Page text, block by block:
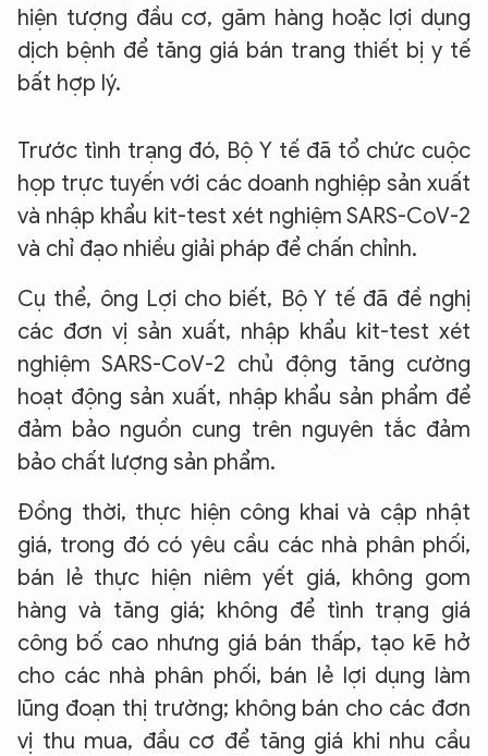
hiện tượng đầu cơ, găm hàng hoặc lợi dụng
dịch bệnh để tăng giá bán trang thiết bị y tế
bất hợp lý.
Trước tình trạng đó, Bộ Y tế đã tổ chức cuộc
họp trực tuyến với các doanh nghiệp sản xuất
và nhập khẩu kit-test xét nghiệm SARS-CoV-2
và chỉ đạo nhiều giải pháp để chấn chỉnh.
Cụ thể, ông Lợi cho biết, Bộ Y tế đã đề nghị
các đơn vị sản xuất, nhập khẩu kit-test xét
nghiệm SARS-CoV-2 chủ động tăng cường
hoạt động sản xuất, nhập khẩu sản phẩm để
đảm bảo nguồn cung trên nguyên tắc đảm
bảo chất lượng sản phẩm.
Đồng thời, thực hiện công khai và cập nhật
giá, trong đó có yêu cầu các nhà phân phối,
bán lẻ thực hiện niêm yết giá, không gom
hàng và tăng giá; không để tình trạng giá
công bố cao nhưng giá bán thấp, tạo kẽ hở
cho các nhà phân phối, bán lẻ lợi dụng làm
lũng đoạn thị trường; không bán cho các đơn
vị thu mua, đầu cơ để tăng giá khi nhu cầu